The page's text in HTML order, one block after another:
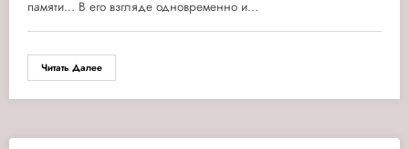
памяти… В его взгляде одновременно и…
Читать Далее